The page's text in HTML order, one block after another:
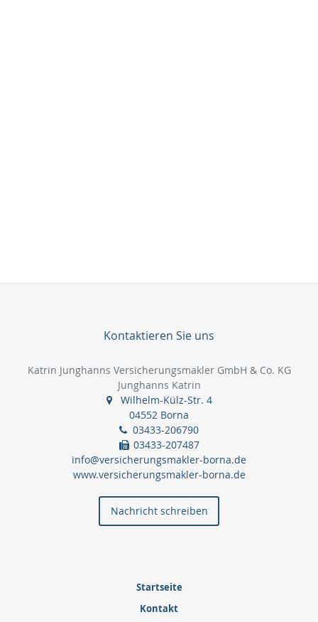
Kontaktieren Sie uns
Katrin Junghanns Versicherungsmakler GmbH & Co. KG
Junghanns Katrin
Wilhelm-Külz-Str. 4
04552 Borna
03433-206790
03433-207487
info@versicherungsmakler-borna.de
www.versicherungsmakler-borna.de
Nachricht schreiben
Startseite
Kontakt